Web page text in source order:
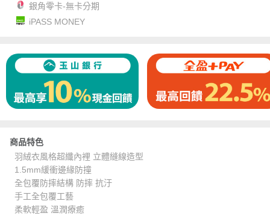
銀角零卡-無卡分期
iPASS MONEY
商品特色
羽絨衣風格超纖內裡 立體縫線造型
1.5mm緩衝邊緣防撞
全包覆防摔結構 防摔 抗汙
手工全包覆工藝
柔軟輕盈 溫潤療癒